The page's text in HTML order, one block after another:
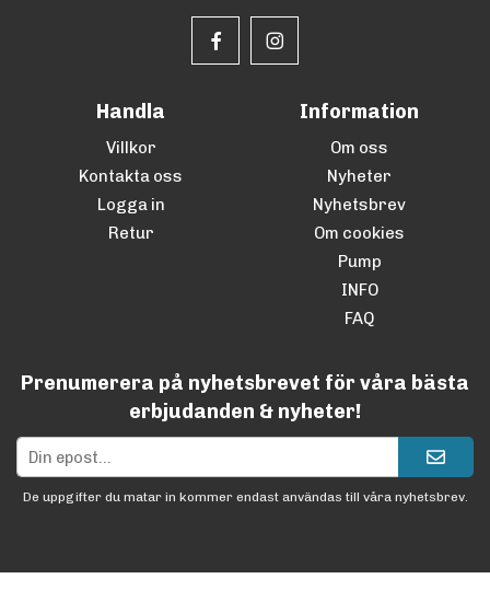
Handla
Villkor
Kontakta oss
Logga in
Retur
Information
Om oss
Nyheter
Nyhetsbrev
Om cookies
Pump
INFO
FAQ
Prenumerera på nyhetsbrevet för våra bästa
erbjudanden & nyheter!
De uppgifter du matar in kommer endast användas till våra nyhetsbrev.